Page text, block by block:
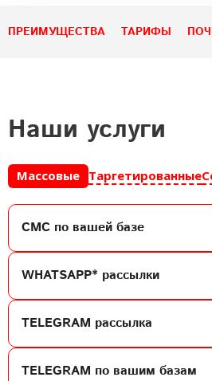
ПРЕИМУЩЕСТВА ТАРИФЫ
наши услуги
Массовые Таргетированные
СМС по вашей базе
WHATSAPP* рассылки
TELEGRAM рассылка
TELEGRAM по вашим базам